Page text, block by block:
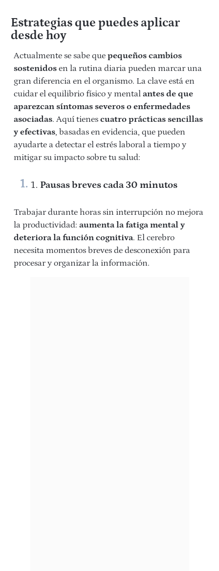
Estrategias que puedes aplicar
desde hoy
Actualmente se sabe que pequeños cambios
sostenidos en la rutina diaria pueden marcar una
gran diferencia en el organismo. La clave está en
cuidar el equilibrio físico y mental antes de que
aparezcan síntomas severos o enfermedades
asociadas. Aquí tienes cuatro prácticas sencillas
y efectivas, basadas en evidencia, que pueden
ayudarte a detectar el estrés laboral a tiempo y
mitigar su impacto sobre tu salud:
Pausas breves cada 30 minutos
Trabajar durante horas sin interrupción no mejora
la productividad: aumenta la fatiga mental y
deteriora la función cognitiva. El cerebro
necesita momentos breves de desconexión para
procesar y organizar la información.